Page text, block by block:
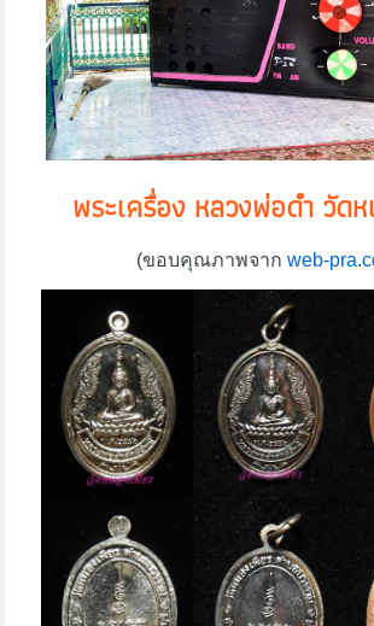
พระเครื่อง หลวงพ่อดำ วัด
(ขอบคุณภาพจาก web-